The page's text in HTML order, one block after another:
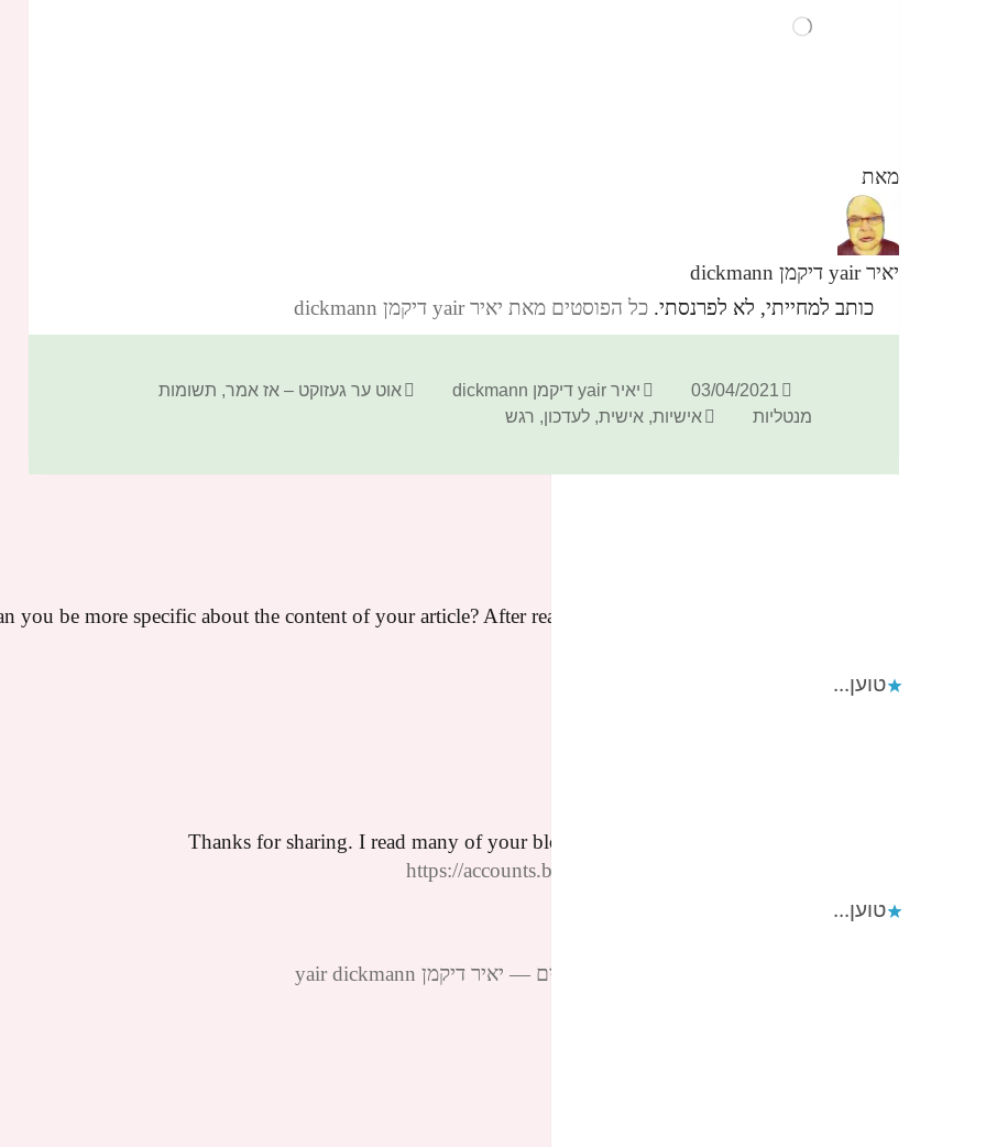
טוען...
מאת
יאיר yair דיקמן dickmann
כותב למחייתי, לא לפרנסתי. כל הפוסטים מאת יאיר yair דיקמן dickmann‏
פורסם
בתאריך
03/04/2021 מחבר
יאיר yair דיקמן dickmann קטגוריות
אוט ער געזוקט – אז אמר, תשומות
מנטליות
תגיות
אישיות,אישית,לעדכון, רגש
you be more specific about the content of your article? After reading it, I still have some doubts. Hope
טוען...
Thanks for sharing. I read many of your blog posts, cool, your blog is very good.
https://accounts.binance.com/en/register?ref=JHQQKNKN
טוען...
פגוש פוגייש פגשתי מצמצמים נחרצים — יאיר דיקמן yair dickmann